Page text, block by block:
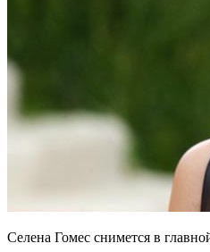
Селена Гомес снимется в